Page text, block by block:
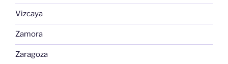
Vizcaya
Zamora
Zaragoza